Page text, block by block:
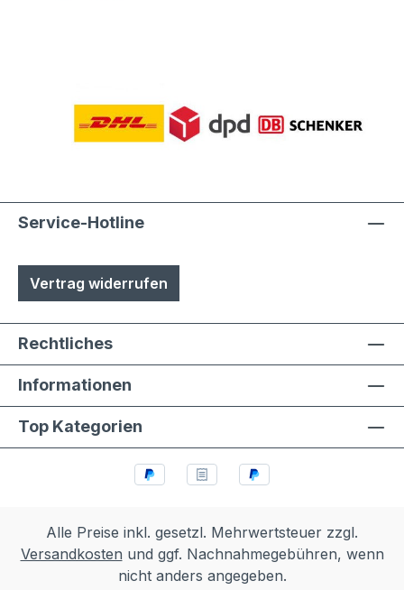
Service-Hotline
Vertrag widerrufen
Rechtliches
Informationen
Top Kategorien
Alle Preise inkl. gesetzl. Mehrwertsteuer zzgl.
Versandkosten und ggf. Nachnahmegebühren, wenn
nicht anders angegeben.